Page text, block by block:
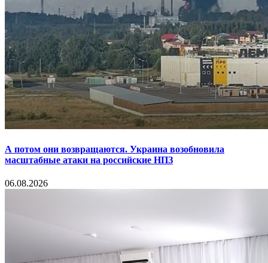
А потом они возвращаются. Украина возобновила
масштабные атаки на российские НПЗ
06.08.2026